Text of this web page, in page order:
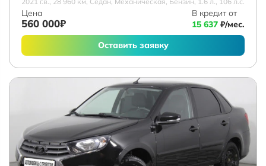
Цена
560 000₽
В кредит от
15 637 ₽/мес.
Оставить заявку